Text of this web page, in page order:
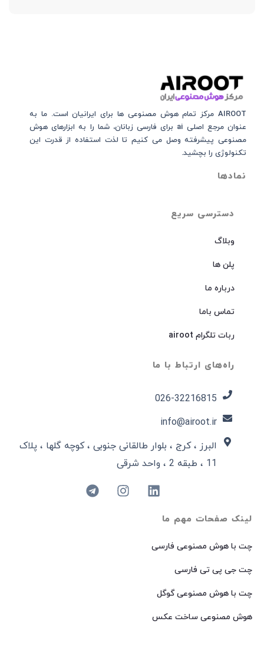
لینک صفحات مهم ما
چت با هوش مصنوعی فارسی
چت جی پی تی فارسی
چت با هوش مصنوعی گوگل
هوش مصنوعی ساخت عکس
دسترسی سریع
وبلاگ
پلن ها
درباره ما
تماس باما
ربات تلگرام airoot
راه‌های ارتباط با ما
026-32216815​
info@airoot.ir
البرز ، کرج ، بلوار طالقانی جنوبی ، کوچه گلها ، پلاک
11 ، طبقه 2 ، واحد شرقی
AIROOT مرکز تمام هوش مصنوعی‌‌‌ ها برای ایرانیان است. ما به
عنوان مرجع اصلی ai برای فارسی زبانان، شما را به ابزارهای هوش
مصنوعی پیشرفته وصل می کنیم تا لذت استفاده از قدرت این
تکنولوژی را بچشید.
نمادها